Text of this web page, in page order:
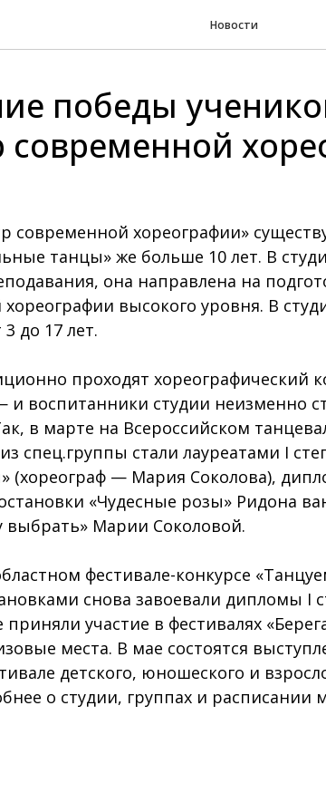
Новости
победы
современной
современной хореографии»
танцы» же больше 10 лет. В
она направлена на
высокого уровня. В
до 17 лет.
проходят хореографический
и воспитанники студии неизменно
в марте на Всероссийском
спец.группы стали лауреатами I
(хореограф — Мария Соколова),
«Чудесные розы» Ридона
выбрать» Марии Соколовой.
фестивале-конкурсе
снова завоевали дипломы I
приняли участие в фестивалях
места. В мае состоятся
детского, юношеского и
о студии, группах и расписании